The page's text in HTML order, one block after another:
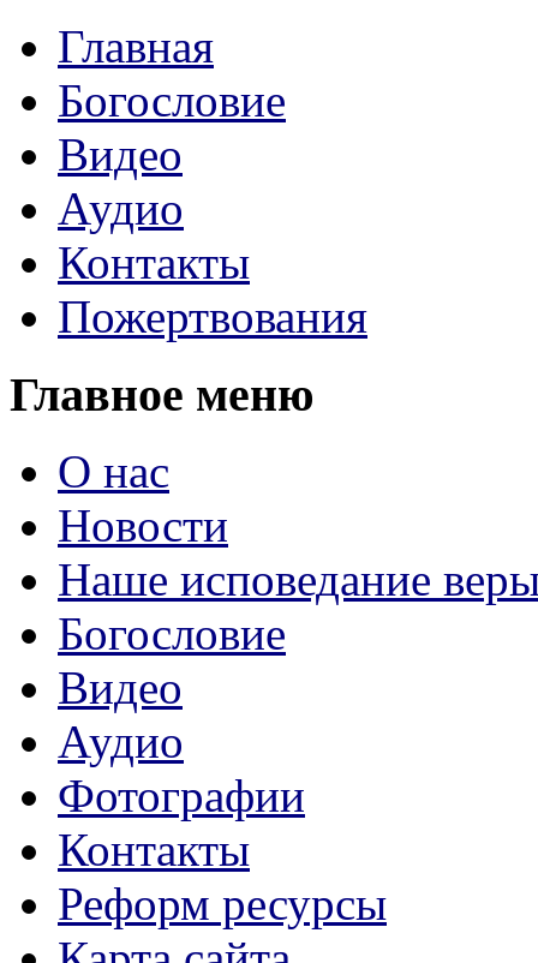
Главная
Богословие
Видео
Аудио
Контакты
Пожертвования
Главное меню
О нас
Новости
Наше исповедание
Богословие
Видео
Аудио
Фотографии
Контакты
Реформ ресурсы